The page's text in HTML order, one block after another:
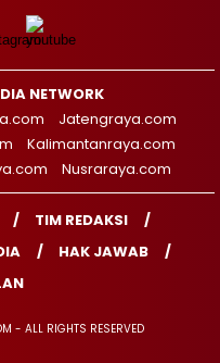
NETWORK
Jatengraya.com
Kalimantanraya.com
Nusraraya.com
TIM REDAKSI
HAK JAWAB
- ALL RIGHTS RESERVED